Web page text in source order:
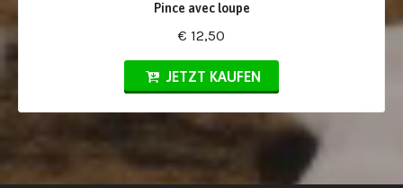
Pince avec loupe
€ 12,50
JETZT KAUFEN